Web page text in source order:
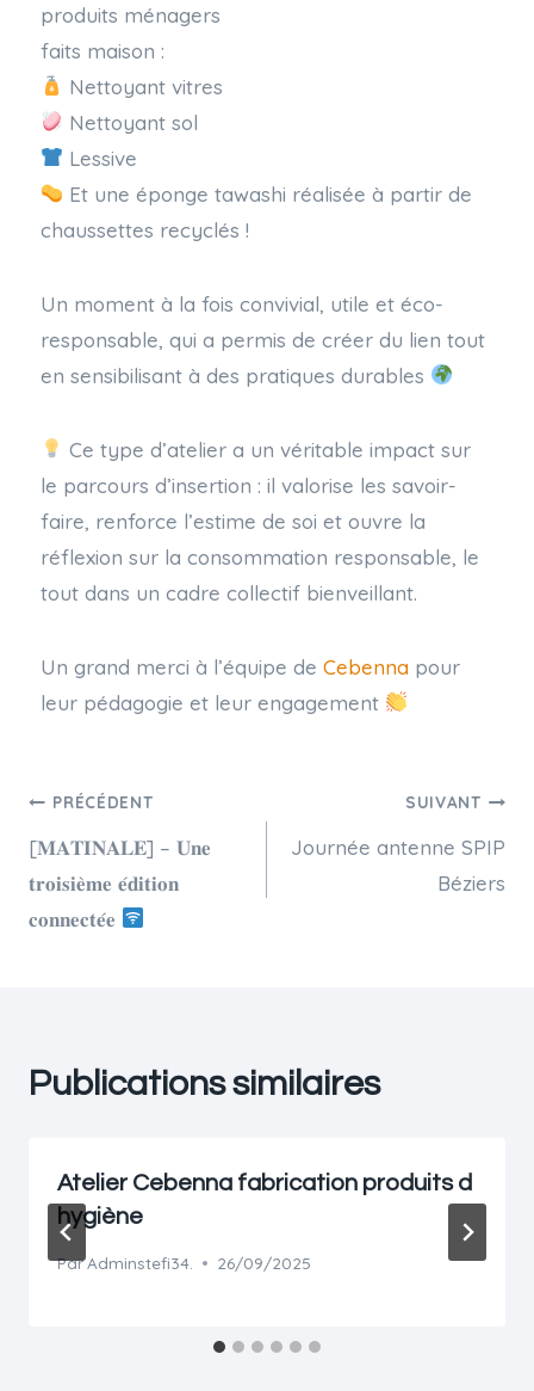
produits ménagers
faits maison :
Nettoyant vitres
Nettoyant sol
Lessive
Et une éponge tawashi réalisée à partir de
chaussettes recyclés !
Un moment à la fois convivial, utile et éco-
responsable, qui a permis de créer du lien tout
en sensibilisant à des pratiques durables
Ce type d’atelier a un véritable impact sur
le parcours d’insertion : il valorise les savoir-
faire, renforce l’estime de soi et ouvre la
réflexion sur la consommation responsable, le
tout dans un cadre collectif bienveillant.
Un grand merci à l’équipe de Cebenna pour
leur pédagogie et leur engagement
PRÉCÉDENT
[𝐌𝐀𝐓𝐈𝐍𝐀𝐋𝐄] – 𝐔𝐧𝐞
𝐭𝐫𝐨𝐢𝐬𝐢𝐞̀𝐦𝐞 𝐞́𝐝𝐢𝐭𝐢𝐨𝐧
𝐜𝐨𝐧𝐧𝐞𝐜𝐭𝐞́𝐞
SUIVANT
Journée antenne SPIP
Béziers
Publications similaires
Atelier Cebenna fabrication produits d
hygiène
ParAdminstefi34. 26/09/2025